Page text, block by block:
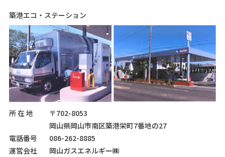
築港エコ・ステーション
所 在 地
〒702-8053
岡山県岡山市南区築港栄町7番地の27
電話番号
086-262-8885
運営会社
岡山ガスエネルギー㈱